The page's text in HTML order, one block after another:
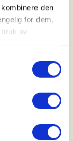
den
for dem,
av
dag.